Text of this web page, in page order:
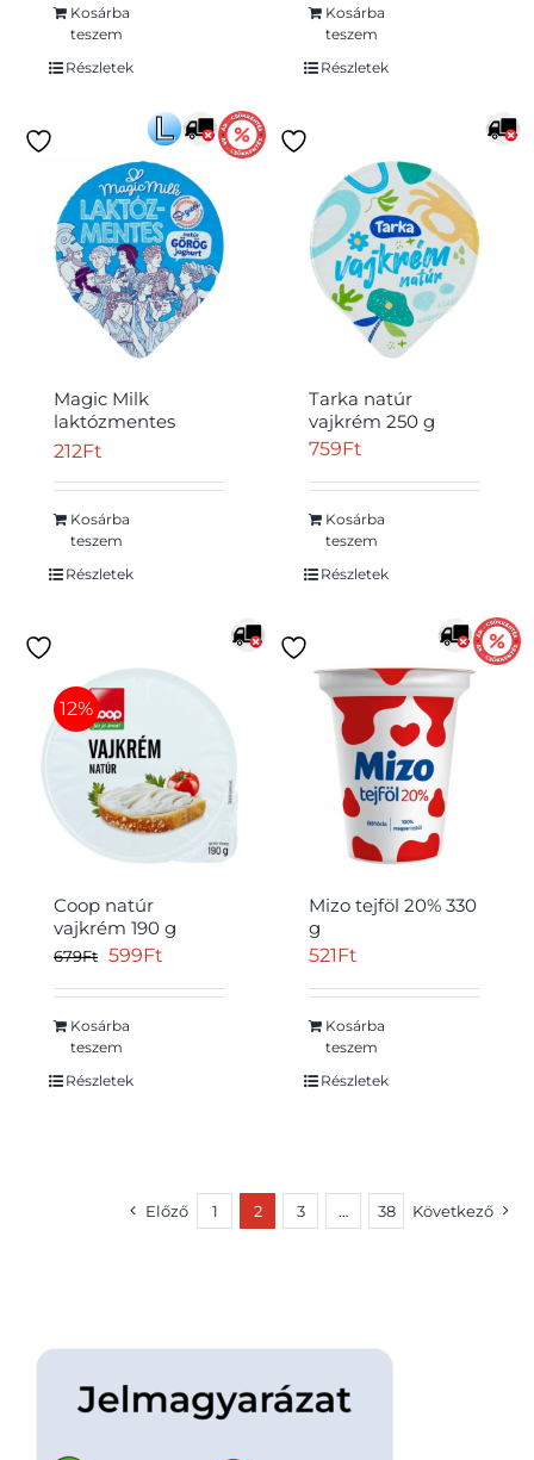
Kosárba
teszem
Részletek
Kosárba
teszem
Részletek
Magic Milk
laktózmentes
natúr görög
212Ft
Kosárba
teszem
Részletek
Tarka natúr
vajkrém 250 g
759Ft
Kosárba
teszem
Részletek
12%
Coop natúr
vajkrém 190 g
679Ft Original
price
was:
679Ft.
599Ft
price
Kosárba
teszem
Részletek
Mizo tejföl 20% 330
g
521Ft
Kosárba
teszem
Részletek
Előző 1 2 3 … 38 Következő